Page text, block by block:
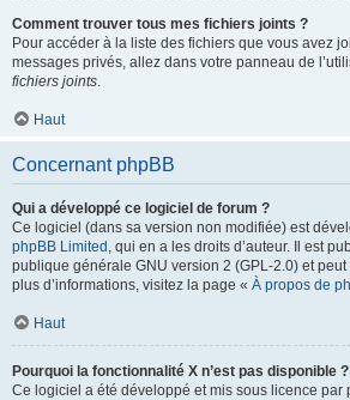
Comment trouver tous mes fichiers joints ?
Pour accéder à la liste des fichiers que vous avez
messages privés, allez dans votre panneau de
fichiers joints.
Haut
Concernant phpBB
Qui a développé ce logiciel de forum ?
Ce logiciel (dans sa version non modifiée) est
phpBB Limited , qui en a les droits d’auteur. Il est
publique générale GNU version 2 (GPL-2.0) et
plus d’informations, visitez la page « À propos de
Haut
Pourquoi la fonctionnalité X n’est pas disponible ?
Ce logiciel a été développé et mis sous licence par